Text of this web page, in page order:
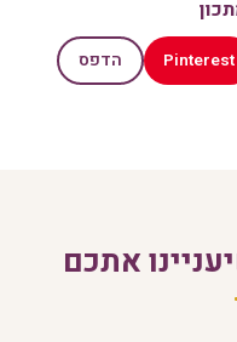
Pinterest הדפס
אתכם